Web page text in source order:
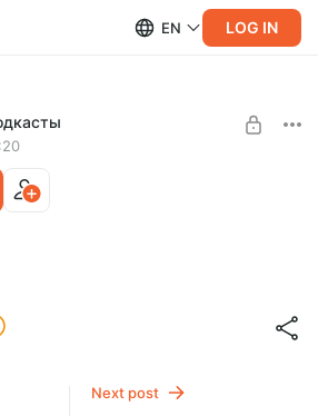
EN LOG IN
к Подкасту №231 Дикий
для утренних подкастов
Next post